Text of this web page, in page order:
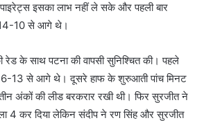
इसका लाभ नहीं ले सके और पहली बार
10 से आगे थे।
रेड के साथ पटना की वापसी सुनिश्चित की। पहले
16-13 से आगे थे। दूसरे हाफ के शुरुआती पांच मिनट
अंकों की लीड बरकरार रखी थी। फिर सुरजीत ने
4 कर दिया लेकिन संदीप ने रण सिंह और सुरजीत